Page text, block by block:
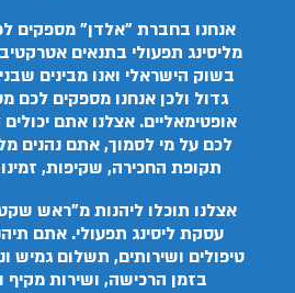
אנחנו בחברת "אלדן" מספקים
מליסינג תפעולי בתנאים
בשוק הישראלי ואנו מבינים
גדול ולכן אנחנו מספקים לכם
אופטימאליים. אצלנו אתם
לכם על מי לסמוך, אתם נהנים
תקופת החכירה, שקיפות,
אצלנו תוכלו ליהנות מ"ראש
עסקת ליסינג תפעולי. אתם
טיפולים ושירותים, תשלום גמיש
בזמן הרכישה, ושירות מקיף